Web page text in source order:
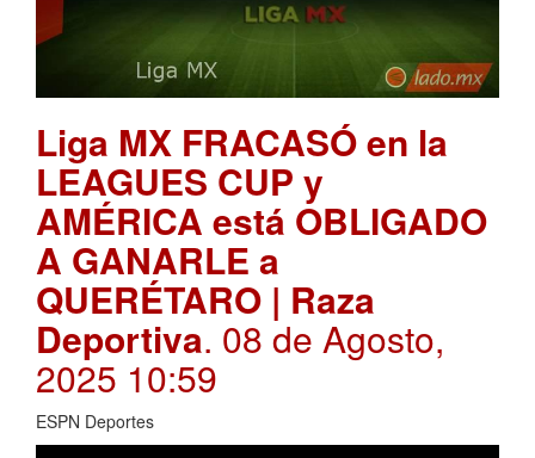
Liga MX FRACASÓ en la
LEAGUES CUP y
AMÉRICA está OBLIGADO
A GANARLE a
QUERÉTARO | Raza
Deportiva. 08 de Agosto,
2025 10:59
ESPN Deportes